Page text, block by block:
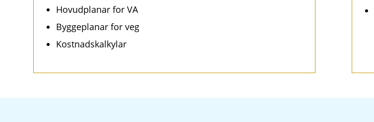
Hovudplanar for VA
Byggeplanar for veg
Kostnadskalkylar